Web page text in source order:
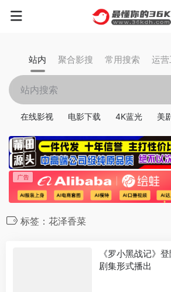
站内 聚合影搜 常用搜索 运
在线影视 电影下载 4K蓝光 美
标签：花泽香菜
《罗小黑战记》
剧集形式播出